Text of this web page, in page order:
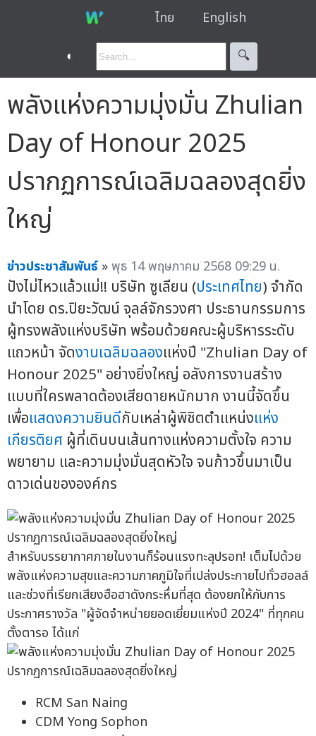
ไทย English
◐ 🔍︎
พลังแห่งความมุ่งมั่น Zhulian
Day of Honour 2025
ปรากฏการณ์เฉลิมฉลองสุดยิ่ง
ใหญ่
ข่าวประชาสัมพันธ์ »พุธ 14 พฤษภาคม 2568 09:29 น.
ปังไม่ไหวแล้วแม่!! บริษัท ซูเลียน (ประเทศไทย) จำกัด
นำโดย ดร.ปิยะวัฒน์ จุลล์จักรวงศา ประธานกรรมการ
ผู้ทรงพลังแห่งบริษัท พร้อมด้วยคณะผู้บริหารระดับ
แถวหน้า จัดงานเฉลิมฉลองแห่งปี "Zhulian Day of
Honour 2025" อย่างยิ่งใหญ่ อลังการงานสร้าง
แบบที่ใครพลาดต้องเสียดายหนักมาก งานนี้จัดขึ้น
เพื่อแสดงความยินดีกับเหล่าผู้พิชิตตำแหน่งแห่ง
เกียรติยศ ผู้ที่เดินบนเส้นทางแห่งความตั้งใจ ความ
พยายาม และความมุ่งมั่นสุดหัวใจ จนก้าวขึ้นมาเป็น
ดาวเด่นขององค์กร
สำหรับบรรยากาศภายในงานก็ร้อนแรงทะลุปรอท! เต็มไปด้วย
พลังแห่งความสุขและความภาคภูมิใจที่เปล่งประกายไปทั่วฮอลล์
และช่วงที่เรียกเสียงฮือฮาดังกระหึ่มที่สุด ต้องยกให้กับการ
ประกาศรางวัล "ผู้จัดจำหน่ายยอดเยี่ยมแห่งปี 2024" ที่ทุกคน
ตั้งตารอ ได้แก่
RCM San Naing
CDM Yong Sophon